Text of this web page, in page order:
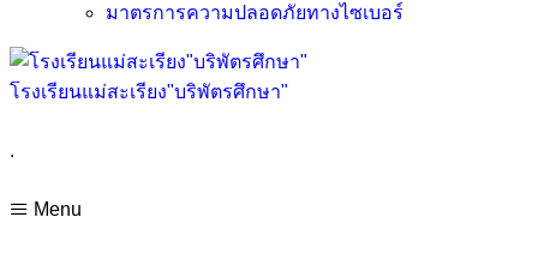
มาตรการความปลอดภัยทางไซเบอร์
โรงเรียนแม่สะเรียง"บริพัตรศึกษา"
.
Menu